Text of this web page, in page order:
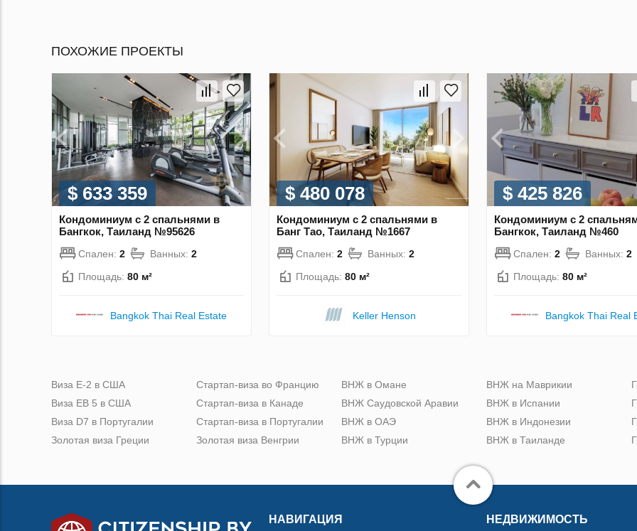
ПОХОЖИЕ ПРОЕКТЫ
$ 633 359
Кондоминиум с 2 спальнями в
Бангкок, Таиланд №95626
Спален: 2 Ванных: 2
Площадь: 80 м²
Bangkok Thai Real Estate
$ 480 078
Кондоминиум с 2 спальнями в
Банг Тао, Таиланд №1667
Спален: 2 Ванных: 2
Площадь: 80 м²
Keller Henson
$ 425 826
Кондоминиум с 2
Бангкок, Таиланд №460
Спален: 2 Ванных: 2
Площадь: 80 м²
Bangkok Thai Real
Виза Е-2 в США
Виза ЕВ 5 в США
Виза D7 в Португалии
Золотая виза Греции
Стартап-виза во Францию
Стартап-виза в Канаде
Стартап-виза в Португалии
Золотая виза Венгрии
ВНЖ в Омане
ВНЖ Саудовской Аравии
ВНЖ в ОАЭ
ВНЖ в Турции
ВНЖ на Маврикии
ВНЖ в Испании
ВНЖ в Индонезии
ВНЖ в Таиланде
НАВИГАЦИЯ НЕДВИЖИМОСТЬ